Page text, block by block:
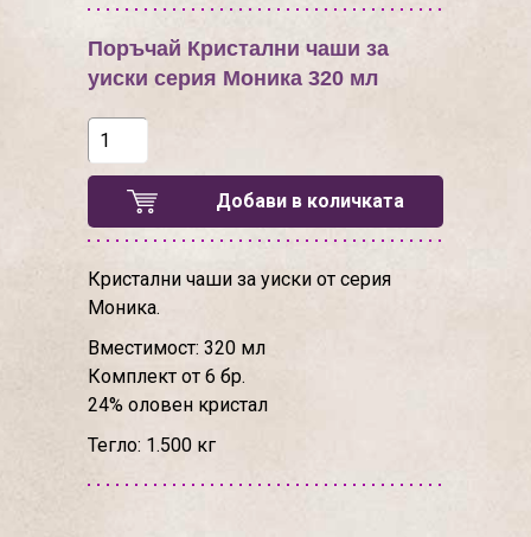
Поръчай Кристални чаши за
уиски серия Моника 320 мл
Добави в количката
Кристални чаши за уиски от серия
Моника.
Вместимост: 320 мл
Комплект от 6 бр.
24% оловен кристал
Тегло: 1.500 кг